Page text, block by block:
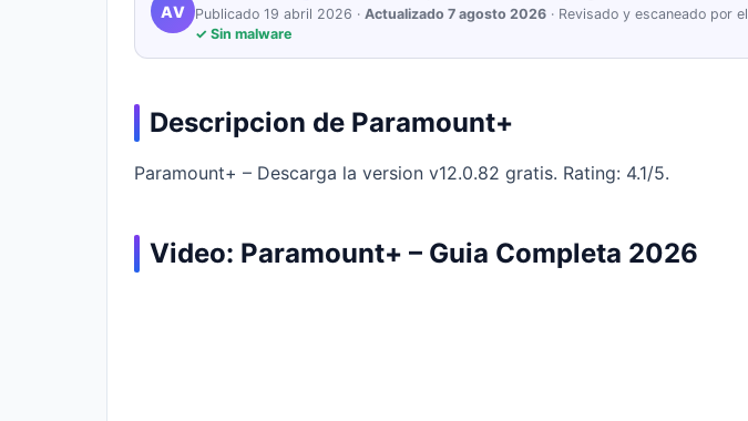
AV Publicado 19 abril 2026 · Actualizado 7 agosto 2026 · Revisado y escaneado por el
✓ Sin malware
Descripcion de Paramount+
Paramount+ – Descarga la version v12.0.82 gratis. Rating: 4.1/5.
Video: Paramount+ – Guia Completa 2026